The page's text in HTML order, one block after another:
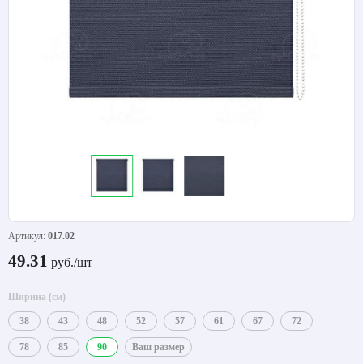
Артикул: 017.02
49.31 руб./шт
Ширина (см)
38 43 48 52 57 61 67 72
78 85 90 Ваш размер